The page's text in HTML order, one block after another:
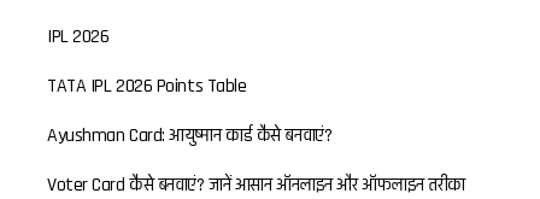
IPL 2026
TATA IPL 2026 Points Table
Ayushman Card: आयुष्मान कार्ड कैसे बनवाएं?
Voter Card कैसे बनवाएं? जानें आसान ऑनलाइन और ऑफलाइन तरीका